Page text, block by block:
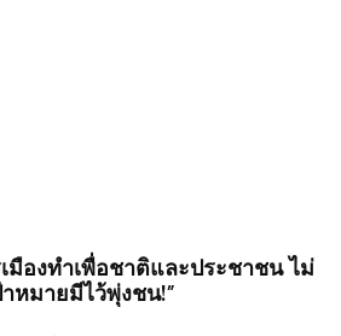
มืองทำเพื่อชาติและประชาชน ไม่
หมายมีไว้พุ่งชน!”